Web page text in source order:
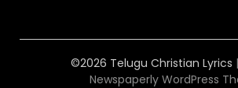
©2026 Telugu Christian Lyrics
Newspaperly WordPress